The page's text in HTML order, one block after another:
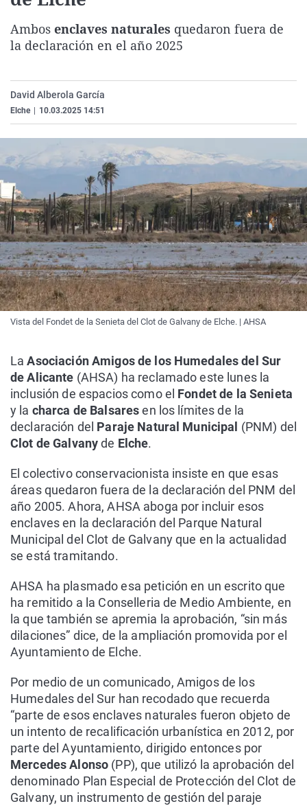
Gente viajera
Retornados
Operación Viuda
Galicia
Navarra
Televisión
Ambos enclaves naturales quedaron fuera de
la declaración en el año 2025
David Alberola García
Elche 10.03.2025 14:51
Vista del Fondet de la Senieta del Clot de Galvany de Elche. | AHSA
LaAsociación Amigos de los Humedales del Sur
de Alicante (AHSA) ha reclamado este lunes la
inclusión de espacios como el Fondet de la Senieta
y la charca de Balsaresen los límites de la
declaración del Paraje Natural Municipal (PNM) del
Clot de Galvanyde Elche.
El colectivo conservacionista insiste en que esas
áreas quedaron fuera de la declaración del PNM del
año 2005. Ahora, AHSA aboga por incluir esos
enclaves en la declaración del Parque Natural
Municipal del Clot de Galvany que en la actualidad
se está tramitando.
AHSA ha plasmado esa petición en un escrito que
ha remitido a la Conselleria de Medio Ambiente, en
la que también se apremia la aprobación, “sin más
dilaciones” dice, de la ampliación promovida por el
Ayuntamiento de Elche.
Por medio de un comunicado, Amigos de los
Humedales del Sur han recodado que recuerda
“parte de esos enclaves naturales fueron objeto de
un intento de recalificación urbanística en 2012, por
parte del Ayuntamiento, dirigido entonces por
Mercedes Alonso (PP), que utilizó la aprobación del
denominado Plan Especial de Protección del Clot de
Galvany, un instrumento de gestión del paraje